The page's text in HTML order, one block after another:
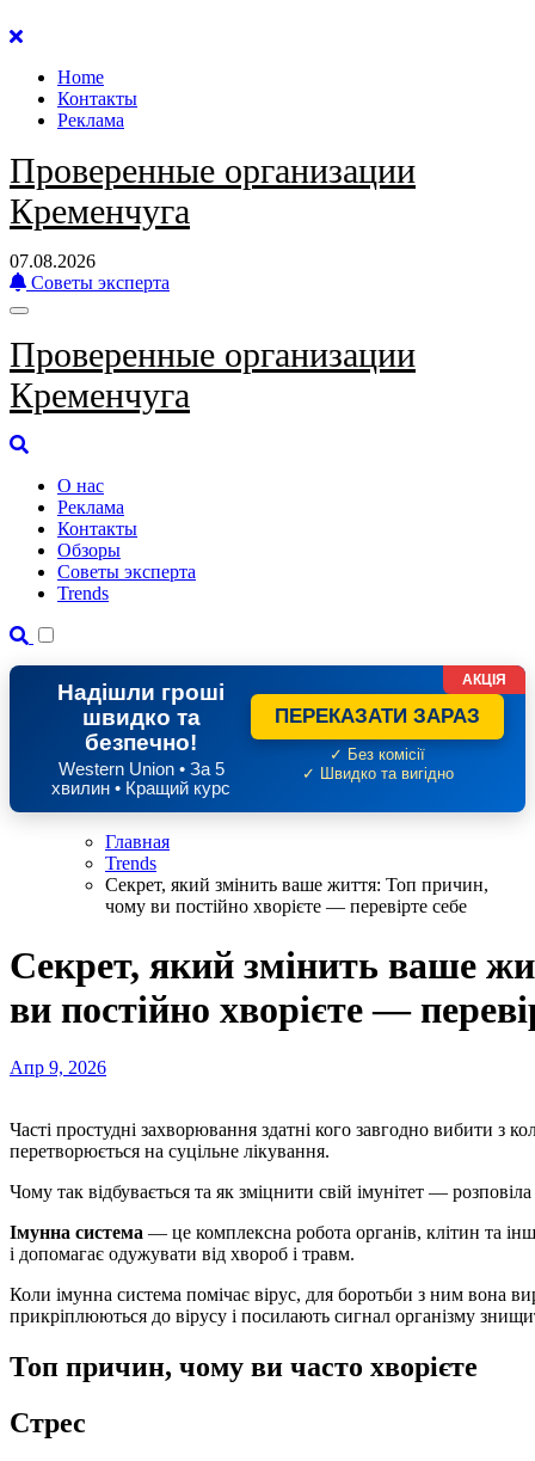
Перейти
содержанию
Home
Контакты
Реклама
Проверенные организации
Кременчуга
07.08.2026
Советы эксперта
Проверенные организации
Кременчуга
О нас
Реклама
Контакты
Обзоры
Советы эксперта
Trends
Надішли гроші
швидко та
безпечно!
Western Union • За 5
хвилин • Кращий курс
ПЕРЕКАЗАТИ ЗАРАЗ
✓ Без комісії
✓ Швидко та вигідно
АКЦІЯ
Главная
Trends
Секрет, який змінить ваше життя: Топ причин,
чому ви постійно хворієте — перевірте себе
Секрет, який змінить ваше
ви постійно хворієте —
Апр 9, 2026
Часті простудні захворювання здатні кого завгодно вибити з колії. Якщо людина постійно хворіє, її життя
перетворюється на суцільне лікування.
Чому так відбувається та як зміцнити свій імунітет —
Імунна система — це комплексна робота органів, клітин та
і допомагає одужувати від хвороб і травм.
Коли імунна система помічає вірус, для боротьби з ним вона
прикріплюються до вірусу і посилають сигнал організму
Топ причин, чому ви часто хворієте
Стрес